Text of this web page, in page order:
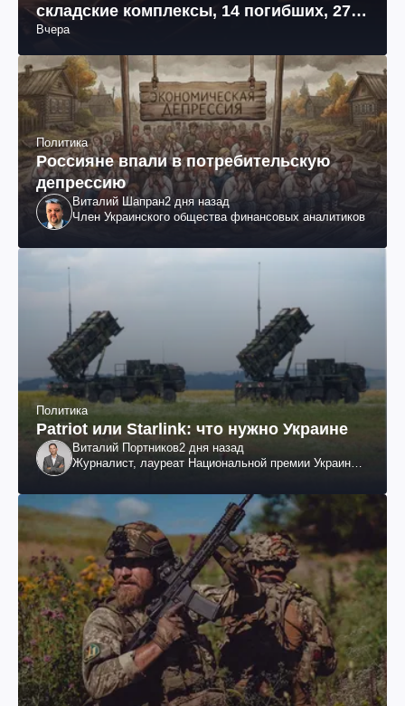
складские комплексы, 14 погибших, 27
раненых (фото, видео)
Вчера
Политика
Россияне впали в потребительскую
депрессию
Виталий Шапран2 дня назад
Член Украинского общества финансовых аналитиков
Политика
Patriot или Starlink: что нужно Украине
Виталий Портников2 дня назад
Журналист, лауреат Национальной премии Украины